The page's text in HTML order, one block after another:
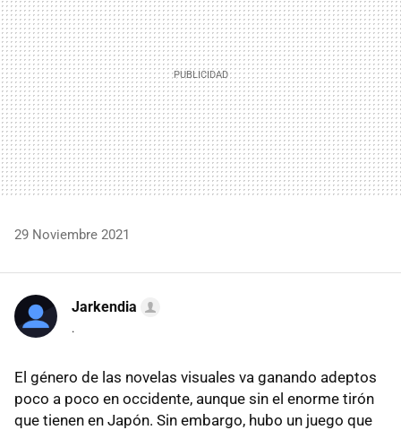
29 Noviembre 2021
Jarkendia
.
El género de las novelas visuales va ganando adeptos
poco a poco en occidente, aunque sin el enorme tirón
que tienen en Japón. Sin embargo, hubo un juego que